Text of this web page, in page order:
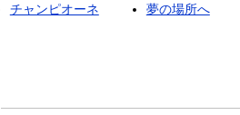
チャンピオーネ 夢の場所へ